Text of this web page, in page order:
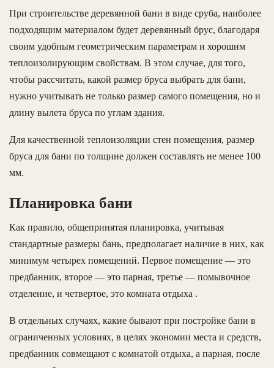
При строительстве деревянной бани в виде сруба, наиболее
подходящим материалом будет деревянный брус, благодаря
своим удобным геометрическим параметрам и хорошим
теплоизолирующим свойствам. В этом случае, для того,
чтобы рассчитать, какой размер бруса выбрать для бани,
нужно учитывать не только размер самого помещения, но и
длину вылета бруса по углам здания.
Для качественной теплоизоляции стен помещения, размер
бруса для бани по толщине должен составлять не менее 100
мм.
Планировка бани
Как правило, общепринятая планировка, учитывая
стандартные размеры бань, предполагает наличие в них, как
минимум четырех помещений. Первое помещение — это
предбанник, второе — это парная, третье — помывочное
отделение, и четвертое, это комната отдыха .
В отдельных случаях, какие бывают при постройке бани в
ограниченных условиях, в целях экономии места и средств,
предбанник совмещают с комнатой отдыха, а парная, после